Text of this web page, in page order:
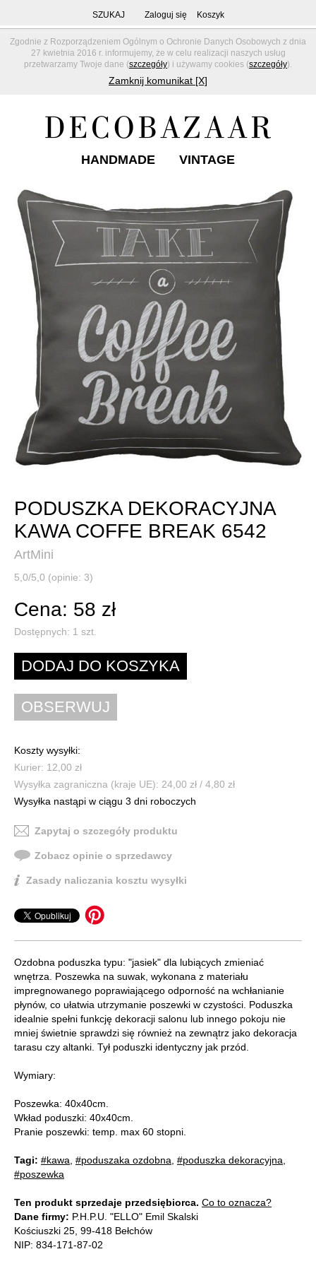
Zgodnie z Rozporządzeniem Ogólnym o Ochronie Danych Osobowych z dnia
27 kwietnia 2016 r. informujemy, że w celu realizacji naszych usług
przetwarzamy Twoje dane (szczegóły) i używamy cookies (szczegóły).
Zamknij komunikat [X]
SZUKAJ Zaloguj się Koszyk
HANDMADE VINTAGE
PODUSZKA DEKORACYJNA
KAWA COFFE BREAK 6542
ArtMini
5,0/5,0 (opinie: 3)
Cena: 58 zł
Dostępnych: 1 szt.
Koszty wysyłki:
Kurier: 12,00 zł
Wysyłka zagraniczna (kraje UE): 24,00 zł / 4,80 zł
Wysyłka nastąpi w ciągu 3 dni roboczych
Zapytaj o szczegóły produktu
Zobacz opinie o sprzedawcy
Zasady naliczania kosztu wysyłki
Ozdobna poduszka typu: "jasiek" dla lubiących zmieniać
wnętrza. Poszewka na suwak, wykonana z materiału
impregnowanego poprawiającego odporność na wchłanianie
płynów, co ułatwia utrzymanie poszewki w czystości. Poduszka
idealnie spełni funkcję dekoracji salonu lub innego pokoju nie
mniej świetnie sprawdzi się również na zewnątrz jako dekoracja
tarasu czy altanki. Tył poduszki identyczny jak przód.
Wymiary:
Poszewka: 40x40cm.
Wkład poduszki: 40x40cm.
Pranie poszewki: temp. max 60 stopni.
Tagi: #kawa #poduszaka ozdobna #poduszka dekoracyjna
#poszewka
Ten produkt sprzedaje przedsiębiorca. Co to oznacza?
Dane firmy: P.H.P.U. "ELLO" Emil Skalski
Kościuszki 25, 99-418 Bełchów
NIP: 834-171-87-02